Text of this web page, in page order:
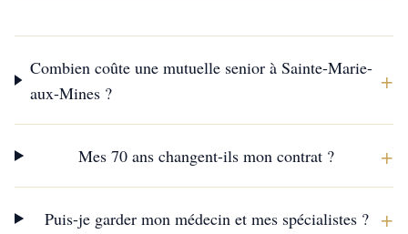
Combien coûte une mutuelle senior à Sainte-Marie-
aux-Mines ?
+
Mes 70 ans changent-ils mon contrat ? +
Puis-je garder mon médecin et mes spécialistes ? +